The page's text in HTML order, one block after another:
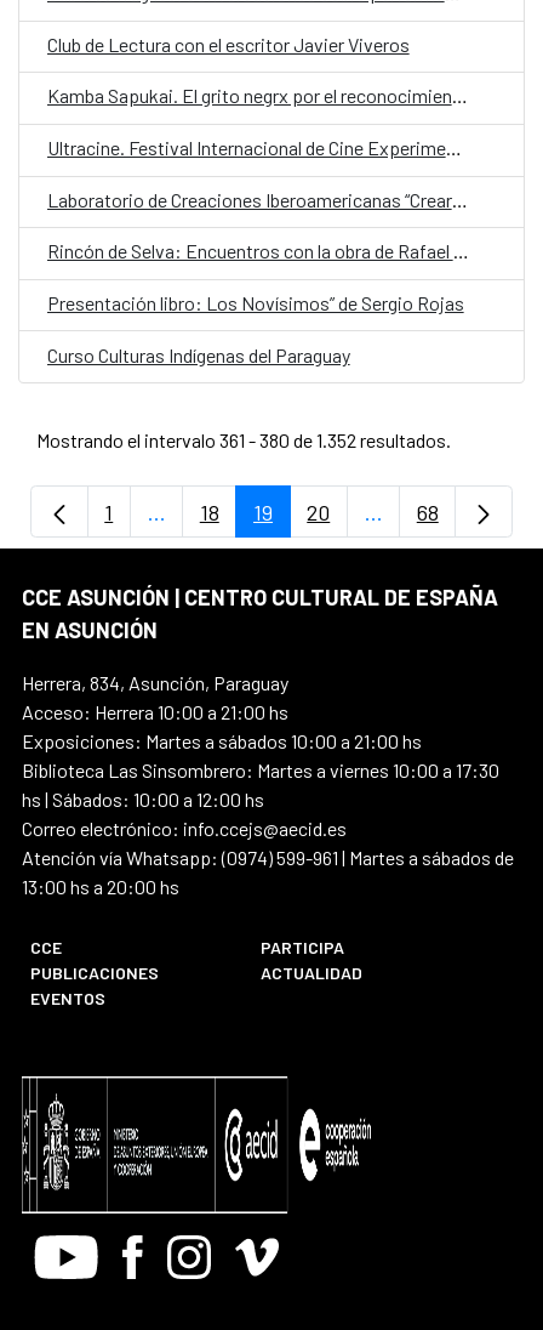
Club de Lectura con el escritor Javier Viveros
Kamba Sapukai. El grito negrx por el reconocimiento
Ultracine. Festival Internacional de Cine Experimental de Paraguay
Laboratorio de Creaciones Iberoamericanas “Crear en Libertad”
Rincón de Selva: Encuentros con la obra de Rafael Barrett
Presentación libro: Los Novísimos” de Sergio Rojas
Curso Culturas Indígenas del Paraguay
Mostrando el intervalo 361 - 380 de 1.352 resultados.
Página
1 ...Páginas intermedias Use TAB para
Página
18 Página
19 Página
20 ...PáginasPágina
68
CCE ASUNCIÓN | CENTRO CULTURAL DE ESPAÑA
EN ASUNCIÓN
Herrera, 834, Asunción, Paraguay
Acceso: Herrera 10:00 a 21:00 hs
Exposiciones: Martes a sábados 10:00 a 21:00 hs
Biblioteca Las Sinsombrero: Martes a viernes 10:00 a 17:30
hs | Sábados: 10:00 a 12:00 hs
Correo electrónico: info.ccejs@aecid.es
Atención vía Whatsapp: (0974) 599-961 | Martes a sábados de
13:00 hs a 20:00 hs
CCE
PARTICIPA
PUBLICACIONES
ACTUALIDAD
EVENTOS
Youtube FacebookInstagram
Vimeo